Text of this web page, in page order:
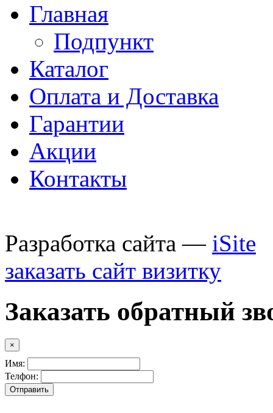
Главная
Подпункт
Каталог
Оплата и Доставка
Гарантии
Акции
Контакты
Разработка сайта — iSite
заказать сайт визитку
Заказать обратный
×
Имя:
Телфон: